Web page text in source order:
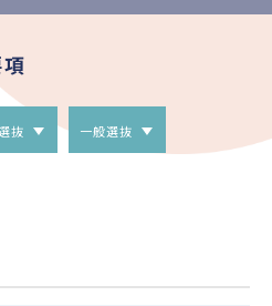
抜 一般選抜